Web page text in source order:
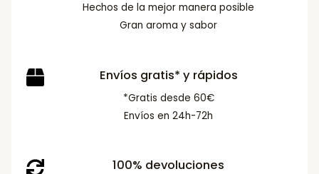
Hechos de la mejor manera posible
Gran aroma y sabor
Envíos gratis* y rápidos
*Gratis desde 60€
Envíos en 24h-72h
100% devoluciones